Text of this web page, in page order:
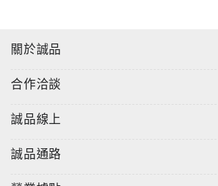
關於誠品
合作洽談
誠品線上
誠品通路